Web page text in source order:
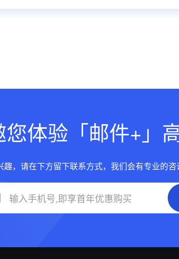
您体验「邮件+」
趣，请在下方留下联系方式，我们会有专业的